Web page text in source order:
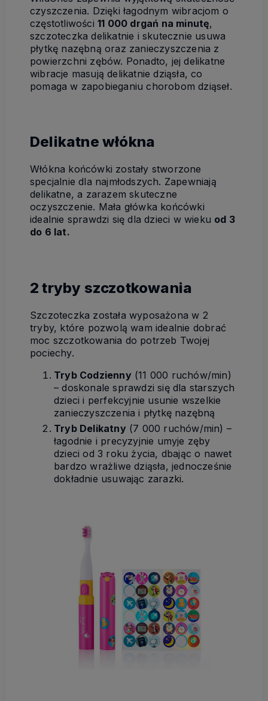
czyszczenia. Dzięki łagodnym wibracjom o
częstotliwości 11 000 drgań na minutę,
szczoteczka delikatnie i skutecznie usuwa
płytkę nazębną oraz zanieczyszczenia z
powierzchni zębów. Ponadto, jej delikatne
wibracje masują delikatnie dziąsła, co
pomaga w zapobieganiu chorobom dziąseł.
Delikatne włókna
Włókna końcówki zostały stworzone
specjalnie dla najmłodszych. Zapewniają
delikatne, a zarazem skuteczne
oczyszczenie. Mała główka końcówki
idealnie sprawdzi się dla dzieci w wieku od 3
do 6 lat.
2 tryby szczotkowania
Szczoteczka została wyposażona w 2
tryby, które pozwolą wam idealnie dobrać
moc szczotkowania do potrzeb Twojej
pociechy.
Tryb Codzienny(11 000 ruchów/min)
– doskonale sprawdzi się dla starszych
dzieci i perfekcyjnie usunie wszelkie
zanieczyszczenia i płytkę nazębną
Tryb Delikatny(7 000 ruchów/min) –
łagodnie i precyzyjnie umyje zęby
dzieci od 3 roku życia, dbając o nawet
bardzo wrażliwe dziąsła, jednocześnie
dokładnie usuwając zarazki.